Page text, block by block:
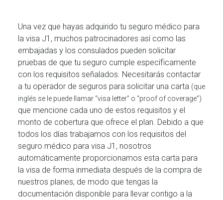
Una vez que hayas adquirido tu seguro médico para
la visa J1, muchos patrocinadores así como las
embajadas y los consulados pueden solicitar
pruebas de que tu seguro cumple específicamente
con los requisitos señalados. Necesitarás contactar
a tu operador de seguros para solicitar una carta (que
inglés se le puede llamar “visa letter” o “proof of coverage”)
que mencione cada uno de estos requisitos y el
monto de cobertura que ofrece el plan. Debido a que
todos los días trabajamos con los requisitos del
seguro médico para visa J1, nosotros
automáticamente proporcionamos esta carta para
la visa de forma inmediata después de la compra de
nuestros planes, de modo que tengas la
documentación disponible para llevar contigo a la